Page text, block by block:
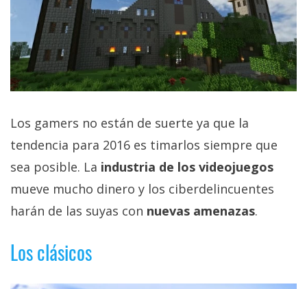
Los gamers no están de suerte ya que la
tendencia para 2016 es timarlos siempre que
sea posible. La industria de los videojuegos
mueve mucho dinero y los ciberdelincuentes
harán de las suyas con nuevas amenazas.
Los clásicos